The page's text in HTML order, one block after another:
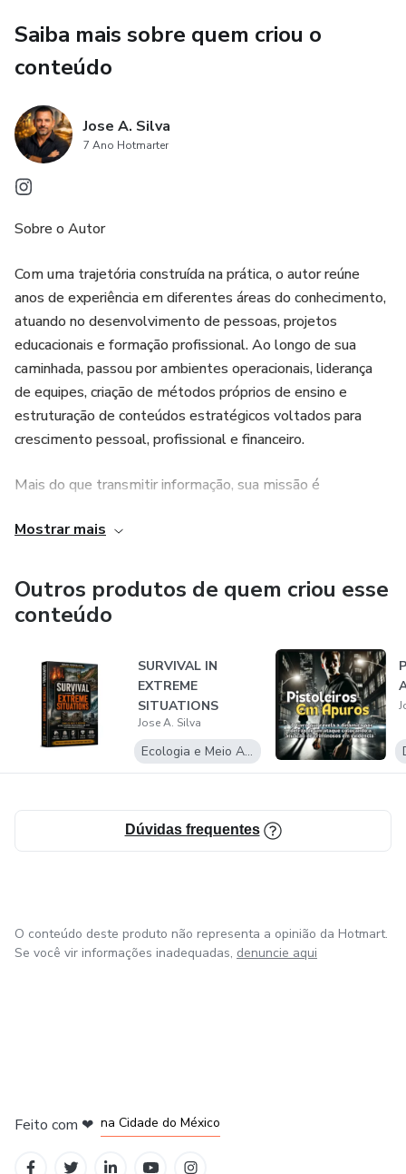
Além disso, este guia oferece uma visão sobre os jogos
eventos relacionados a pipas que você pode participar para
aprimorar suas habilidades e interagir com outros
apaixonados por pipas.
divertidas para aproveitar com as pipas, como fotografia
inspirado a explorar a criatividade e a imaginação enquanto
se diverte com suas pipas.
Não importa se você é um iniciante curioso ou um
entusiasta experiente, "Pipas: Guia Completo para
Diversão e Aventura no Céu" é o livro definitivo para
mergulhar no mundo das pipas. Então, pegue sua pipa,
prepare-se para empinar e deixe sua imaginação voar alto!
Saiba mais sobre quem criou o
conteúdo
Jose A. Silva
7 Ano Hotmarter
Sobre o Autor
Com uma trajetória construída na prática, o autor reúne
anos de experiência em diferentes áreas do conhecimento,
atuando no desenvolvimento de pessoas, projetos
educacionais e formação profissional. Ao longo de sua
caminhada, passou por ambientes operacionais, liderança
de equipes, criação de métodos próprios de ensino e
estruturação de conteúdos estratégicos voltados para
crescimento pessoal, profissional e financeiro.
Mais do que transmitir informação, sua missão é
gerar impacto real na vida de quem aprende. Seus
disciplina, valores, espiritualidade, mentalidade de
crescimento e métodos aplicáveis à vida prática.
Hoje, o autor atua como mentor, educador e produtor de
conhecimento, desenvolvendo livros, cursos e
treinamentos em áreas como:
Desenvolvimento pessoal
Segurança pessoal
Mostrar mais
Outros produtos de quem criou esse
conteúdo
SURVIVAL IN
EXTREME
SITUATIONS
Jose A. Silva
Ecologia e Meio Ambiente
Dúvidas frequentes
O conteúdo deste produto não representa a opinião da Hotmart.
Se você vir informações inadequadas, denuncie aqui
Feito com ❤ na Cidade do México